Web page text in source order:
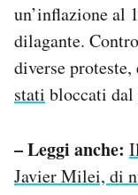
un’inflazione al
dilagante.
diverse
stati bloccati dal
– Leggi anche:
Javier Milei, di